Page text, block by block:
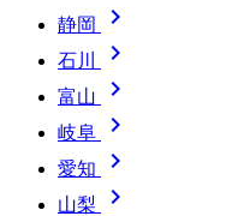
静岡 
石川 
富山 
岐阜 
愛知 
山梨 